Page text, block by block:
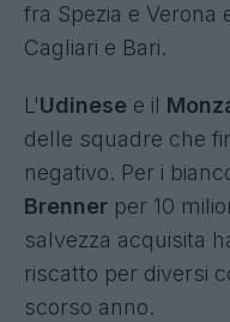
fra Spezia e Verona
Cagliari e Bari.
L'Udinese e il
delle squadre che
negativo. Per i
Brenner per 10
salvezza acquisita
riscatto per diversi
scorso anno.